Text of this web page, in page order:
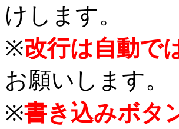
けします。
※改行は自動で
お願いします。
※書き込みボタ